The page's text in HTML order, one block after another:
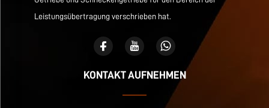
Leistungsübertragung verschrieben hat.
KONTAKT AUFNEHMEN